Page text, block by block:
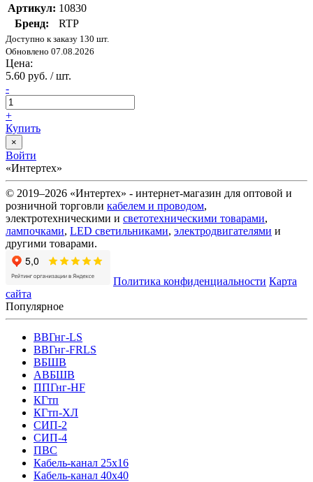
Артикул: 10830
Бренд:
RTP
Доступно к заказу 130 шт.
Обновлено 07.08.2026
Цена:
5.60 руб. / шт.
-
+
Купить
×
Войти
«Интертех»
© 2019–2026 «Интертех» - интернет-магазин для оптовой и
розничной торговли кабелем и проводом,
электротехническими и светотехническими товарами,
лампочками, LED светильниками, электродвигателями и
другими товарами.
Политика конфиденциальности Карта
сайта
Популярное
ВВГнг-LS
ВВГнг-FRLS
ВБШВ
АВБШВ
ППГнг-HF
КГтп
КГтп-ХЛ
СИП-2
СИП-4
ПВС
Кабель-канал 25х16
Кабель-канал 40х40